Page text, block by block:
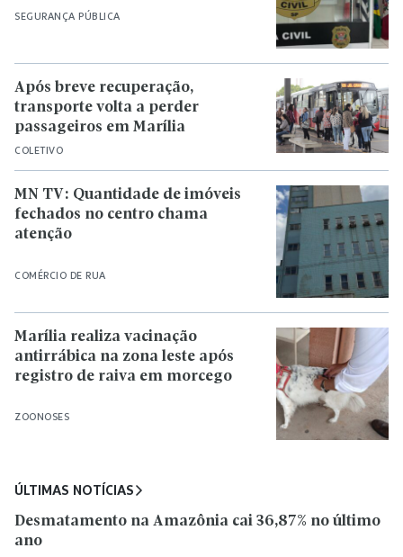
SEGURANÇA PÚBLICA
COLETIVO
Após breve recuperação,
transporte volta a perder
passageiros em Marília
COMÉRCIO DE RUA
MN TV: Quantidade de imóveis
fechados no centro chama
atenção
ZOONOSES
Marília realiza vacinação
antirrábica na zona leste após
registro de raiva em morcego
ÚLTIMAS NOTÍCIAS
Desmatamento na Amazônia cai 36,87% no último
ano